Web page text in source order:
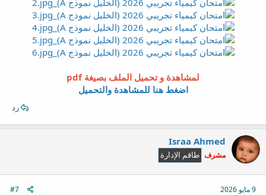
لمشاهدة و تحميل الملف بصيغة pdf
اضغط هنا للمشاهدة والتحميل
رد
Israa Ahmed
مشرف طاقم الإدارة
9 مايو 2026 #7